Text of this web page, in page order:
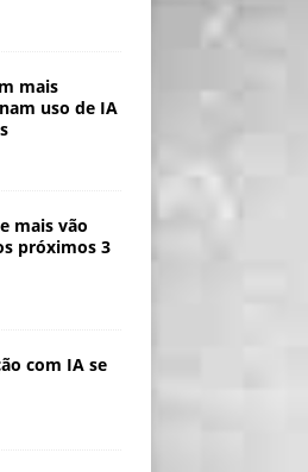
mais
uso de IA
mais vão
próximos 3
com IA se